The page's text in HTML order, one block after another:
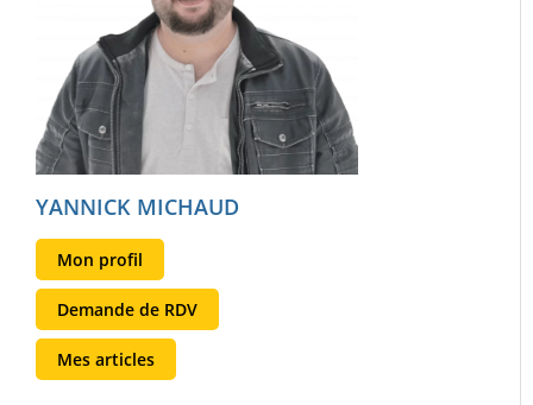
YANNICK MICHAUD
Mon profil
Demande de RDV
Mes articles